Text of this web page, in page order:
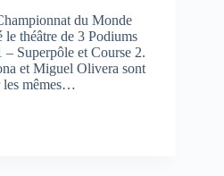
du Monde
le théâtre de 3 Podiums
– Superpôle et Course 2.
et Miguel Olivera sont
les mêmes…